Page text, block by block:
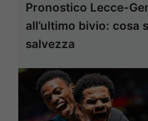
Pronostico Lecce-
all’ultimo bivio: cosa
salvezza